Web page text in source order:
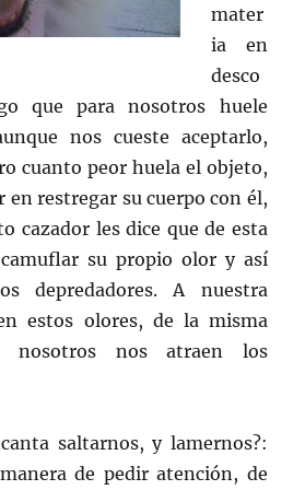
mater
ia en
desco
que para nosotros huele
nos cueste aceptarlo,
cuanto peor huela el objeto,
en restregar su cuerpo con él,
cazador les dice que de esta
su propio olor y así
depredadores. A nuestra
estos olores, de la misma
nosotros nos atraen los
saltarnos, y lamernos?:
de pedir atención, de